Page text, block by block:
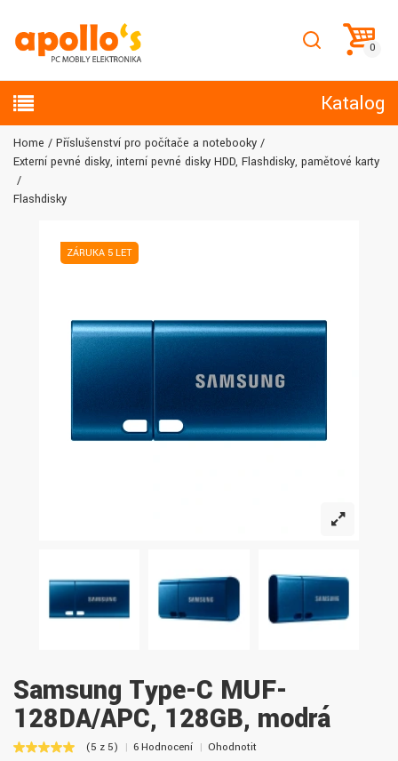
Katalog
Home
Příslušenství pro počítače a notebooky
Externí pevné disky, interní pevné disky HDD, Flashdisky, paměťové karty
Flashdisky
ZÁRUKA 5 LET
Samsung Type-C MUF-
128DA/APC, 128GB, modrá
(5 z 5) 6 Hodnocení Ohodnotit